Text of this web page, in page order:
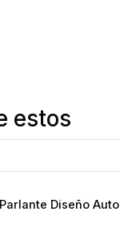
estos
Parlante Diseño